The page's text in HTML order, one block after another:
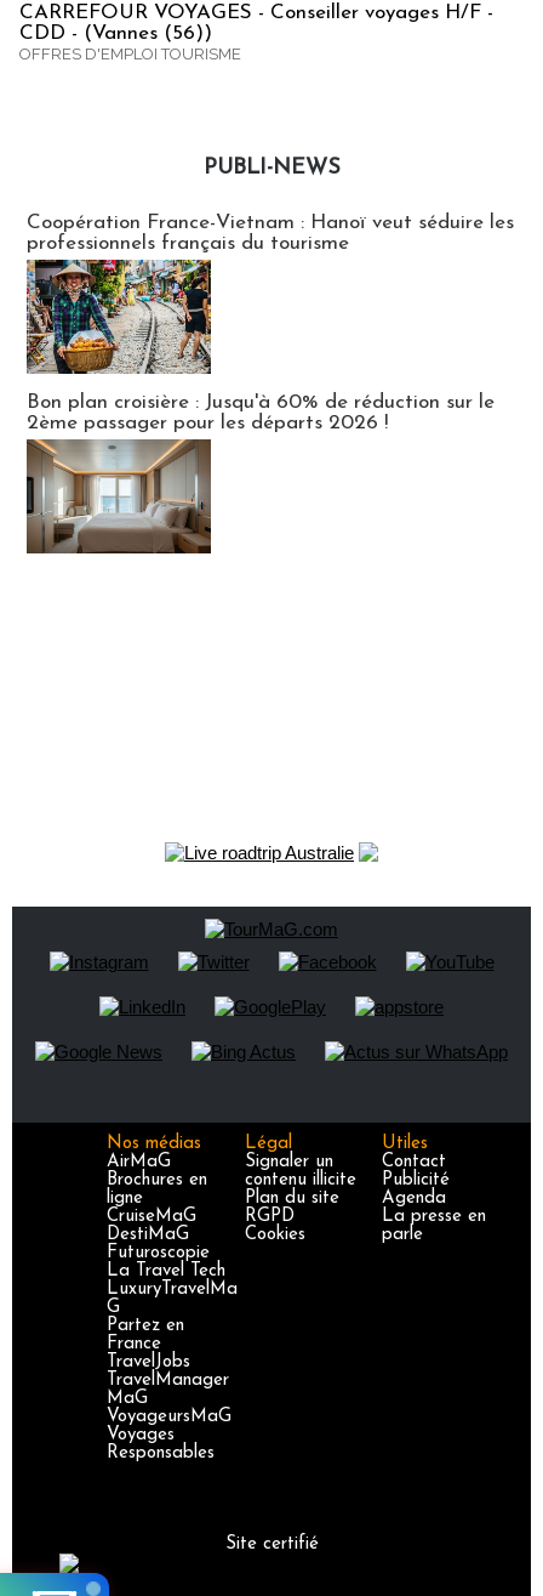
CARREFOUR VOYAGES - Conseiller voyages H/F -
CDD - (Vannes (56))
OFFRES D'EMPLOI TOURISME
PUBLI-NEWS
Coopération France-Vietnam : Hanoï veut séduire les
professionnels français du tourisme
Bon plan croisière : Jusqu'à 60% de réduction sur le
2ème passager pour les départs 2026 !
Nos médias
AirMaG
Brochures en
ligne
CruiseMaG
DestiMaG
Futuroscopie
La Travel Tech
LuxuryTravelMa
G
Partez en
France
TravelJobs
TravelManager
MaG
VoyageursMaG
Voyages
Responsables
Légal
Signaler un
contenu illicite
Plan du site
RGPD
Cookies
Utiles
Contact
Publicité
Agenda
La presse en
parle
Site certifié